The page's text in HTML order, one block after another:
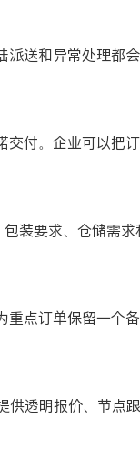
送和异常处理都
付。企业可以把订
装要求、仓储需
点订单保留一个
供透明报价、节点